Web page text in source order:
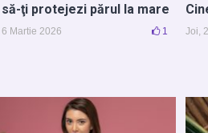
să-ţi protejezi părul la mare
Martie 2026 1 Joi,